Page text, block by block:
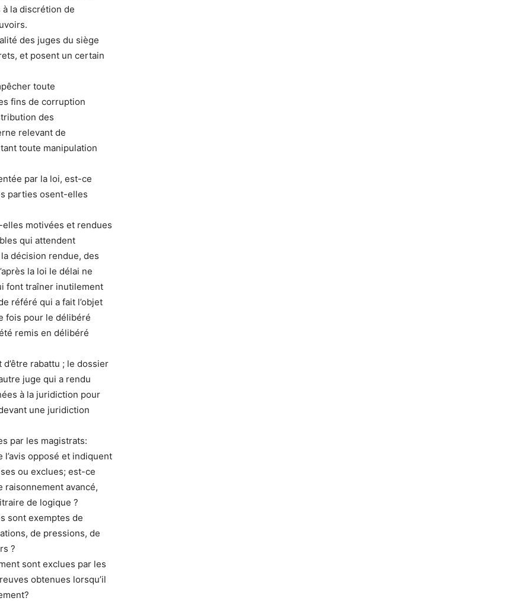
la discrétion de
des juges du siège
et posent un certain
toute
fins de corruption
des
relevant de
toute manipulation
par la loi, est-ce
parties osent-elles
motivées et rendues
qui attendent
décision rendue, des
la loi le délai ne
font traîner inutilement
référé qui a fait l’objet
fois pour le délibéré
remis en délibéré
rabattu ; le dossier
juge qui a rendu
à la juridiction pour
une juridiction
par les magistrats:
opposé et indiquent
ou exclues; est-ce
raisonnement avancé,
de logique ?
sont exemptes de
de pressions, de
?
sont exclues par les
obtenues lorsqu’il